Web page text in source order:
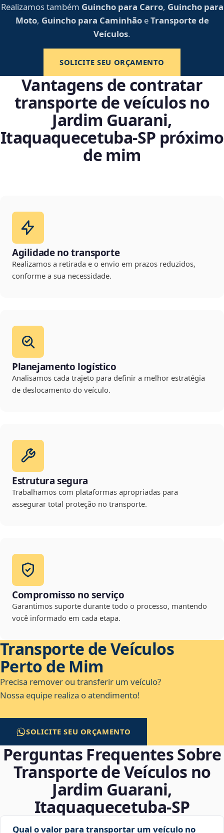
Realizamos também Guincho para Carro, Guincho para
Moto, Guincho para CaminhãoeTransporte de
Veículos.
SOLICITE SEU ORÇAMENTO
Vantagens de contratar
transporte de veículos no
Jardim Guarani,
Itaquaquecetuba‑SP próximo
de mim
Agilidade no transporte
Realizamos a retirada e o envio em prazos reduzidos,
conforme a sua necessidade.
Planejamento logístico
Analisamos cada trajeto para definir a melhor estratégia
de deslocamento do veículo.
Estrutura segura
Trabalhamos com plataformas apropriadas para
assegurar total proteção no transporte.
Compromisso no serviço
Garantimos suporte durante todo o processo, mantendo
você informado em cada etapa.
Transporte de Veículos
Perto de Mim
Precisa remover ou transferir um veículo?
Nossa equipe realiza o atendimento!
SOLICITE SEU ORÇAMENTO
Perguntas Frequentes Sobre
Transporte de Veículos no
Jardim Guarani,
Itaquaquecetuba‑SP
Qual o valor para transportar um veículo no